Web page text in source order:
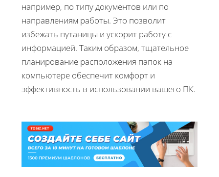
например, по типу документов или по
направлениям работы. Это позволит
избежать путаницы и ускорит работу с
информацией. Таким образом, тщательное
планирование расположения папок на
компьютере обеспечит комфорт и
эффективность в использовании вашего ПК.